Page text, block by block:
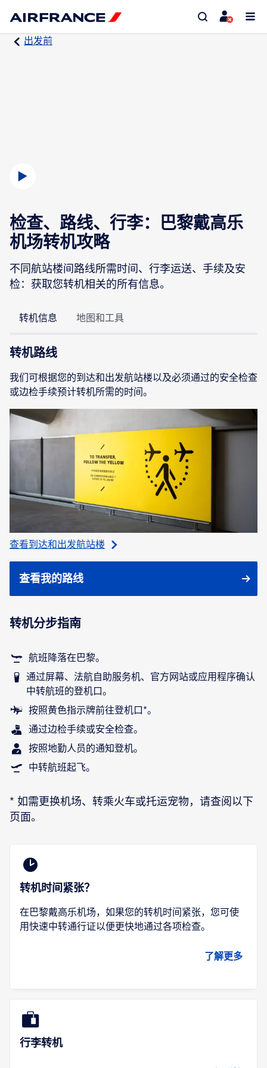
出发前
检查、路线、行李：巴黎戴高乐
机场转机攻略
不同航站楼间路线所需时间、行李运送、手续及安
检：获取您转机相关的所有信息。
转机信息 地图和工具
转机路线
我们可根据您的到达和出发航站楼以及必须通过的安全检查
或边检手续预计转机所需的时间。
查看到达和出发航站楼
查看我的路线
转机分步指南
航班降落在巴黎。
通过屏幕、法航自助服务机、官方网站或应用程序确认
中转航班的登机口。
按照黄色指示牌前往登机口*。
通过边检手续或安全检查。
按照地勤人员的通知登机。
中转航班起飞。
* 如需更换机场、转乘火车或托运宠物，请查阅以下
页面。
转机时间紧张？
在巴黎戴高乐机场，如果您的转机时间紧张，您可使
用快速中转通行证以便更快地通过各项检查。
了解更多
行李转机